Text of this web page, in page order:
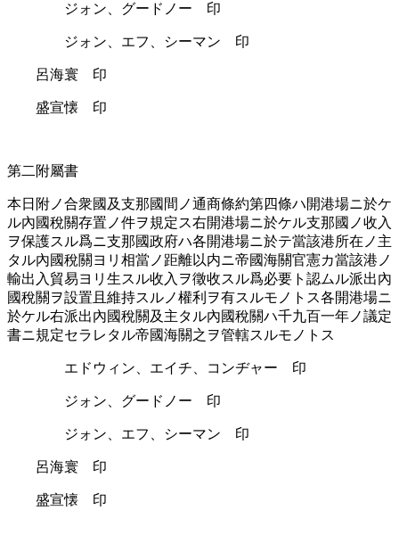
ジォン、グードノー 印
ジォン、エフ、シーマン 印
呂海寰 印
盛宣懐 印
第二附屬書
本日附ノ合衆國及支那國間ノ通󠄁商條約第四條ハ開港場ニ於ケ
ル內國稅關存置ノ件ヲ規定ス右開港場ニ於ケル支那國ノ收入
ヲ保護スル爲ニ支那國政府ハ各開港場ニ於テ當該港所󠄁在ノ主
タル內國稅關ヨリ相當ノ距離以内ニ帝國海關官憲カ當該港ノ
輸出入貿易ヨリ生スル收入ヲ徵收スル爲必要󠄁ト認󠄁ムル派出內
國稅關ヲ設置且維持スルノ權利ヲ有スルモノトス各開港場ニ
於ケル右派出內國稅關及主タル內國稅關ハ千九百一年ノ議定
書ニ規定セラレタル帝國海關之ヲ管轄スルモノトス
エドウィン、エイチ、コンヂャー 印
ジォン、グードノー 印
ジォン、エフ、シーマン 印
呂海寰 印
盛宣懐 印